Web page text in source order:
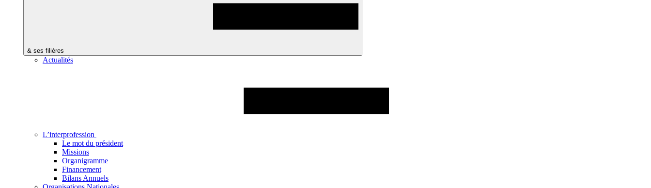
& ses filières
Actualités
L’interprofession
Le mot du président
Missions
Organigramme
Financement
Bilans Annuels